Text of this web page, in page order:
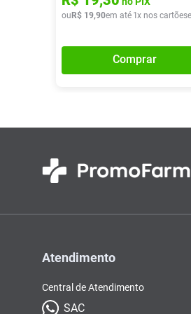
ouR$ 19,90em até 1x nos cartões
Comprar
Atendimento
Central de Atendimento
SAC